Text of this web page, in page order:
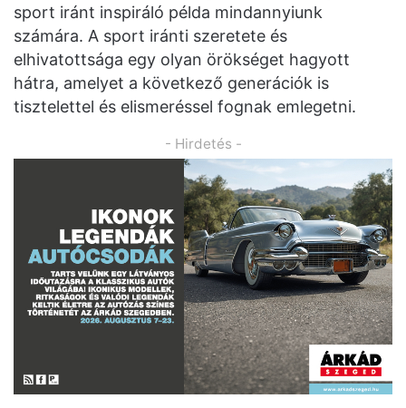
sport iránt inspiráló példa mindannyiunk
számára. A sport iránti szeretete és
elhivatottsága egy olyan örökséget hagyott
hátra, amelyet a következő generációk is
tisztelettel és elismeréssel fognak emlegetni.
- Hirdetés -